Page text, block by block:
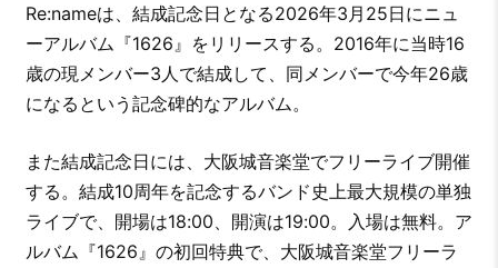
Re:nameは、結成記念日となる2026年3月25日にニュ
ーアルバム『1626』をリリースする。2016年に当時16
歳の現メンバー3人で結成して、同メンバーで今年26歳
になるという記念碑的なアルバム。
また結成記念日には、大阪城音楽堂でフリーライブ開催
する。結成10周年を記念するバンド史上最大規模の単独
ライブで、開場は18:00、開演は19:00。入場は無料。ア
ルバム『1626』の初回特典で、大阪城音楽堂フリーラ